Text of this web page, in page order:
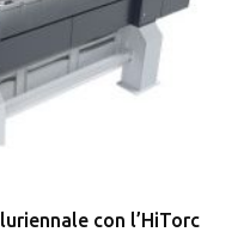
con l’HiTorc